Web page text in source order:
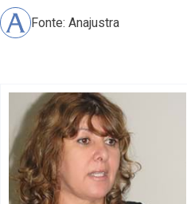
Fonte: Anajustra